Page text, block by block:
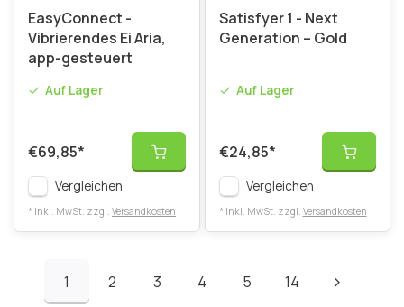
EasyConnect -
Vibrierendes Ei Aria,
app-gesteuert
Auf Lager
€69,85*
Vergleichen
* Inkl. MwSt. zzgl. Versandkosten
Satisfyer 1 - Next
Generation – Gold
Auf Lager
€24,85*
Vergleichen
* Inkl. MwSt. zzgl. Versandkosten
1 2 3 4 5 14